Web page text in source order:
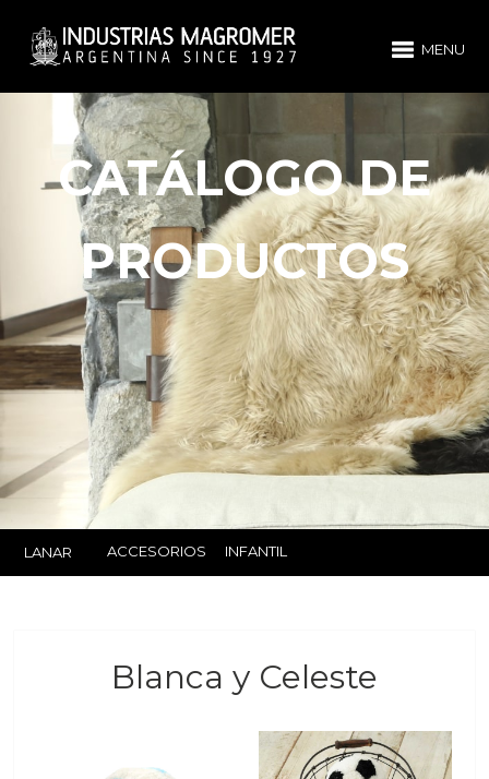
MENU
CATÁLOGO DE
PRODUCTOS
LANAR ACCESORIOS INFANTIL
Blanca y Celeste